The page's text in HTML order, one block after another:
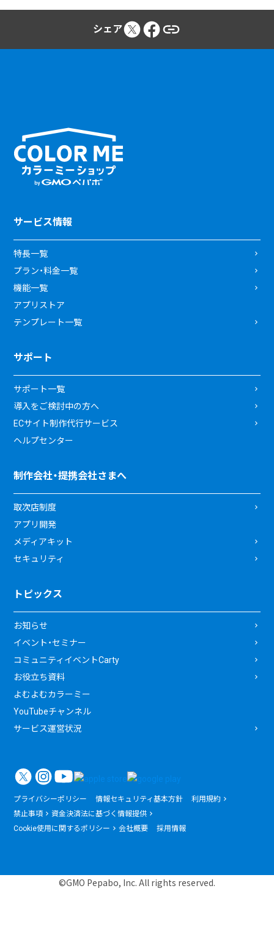
シェア
サービス情報
特長一覧
プラン・料金一覧
機能一覧
アプリストア
テンプレート一覧
サポート
サポート一覧
導入をご検討中の方へ
ECサイト制作代行サービス
ヘルプセンター
制作会社・提携会社さまへ
取次店制度
アプリ開発
メディアキット
セキュリティ
トピックス
お知らせ
イベント・セミナー
コミュニティイベントCarty
お役立ち資料
よむよむカラーミー
YouTubeチャンネル
サービス運営状況
プライバシーポリシー 情報セキュリティ基本方針
利用規約
禁止事項
資金決済法に基づく情報提供
Cookie使用に関するポリシー
会社概要 採用情報
©GMO Pepabo, Inc. All rights reserved.